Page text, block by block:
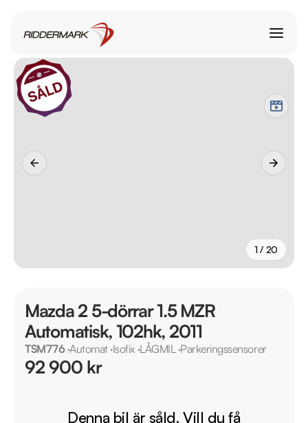
1 / 20
Mazda 2 5-dörrar 1.5 MZR
Automatisk, 102hk, 2011
TSM776·Automat·Isofix·LÅGMIL·Parkeringssensorer
92 900 kr
Denna bil är såld. Vill du få